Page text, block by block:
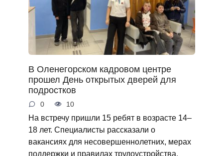
В Оленегорском кадровом центре
прошел День открытых дверей для
подростков
0 10
На встречу пришли 15 ребят в возрасте 14–
18 лет. Специалисты рассказали о
вакансиях для несовершеннолетних, мерах
поддержки и правилах трудоустройства.